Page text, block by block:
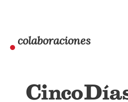
colaboraciones